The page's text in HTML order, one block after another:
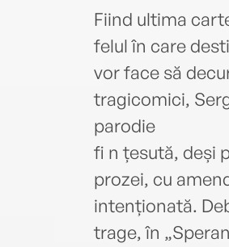
Fiind ultima
felul în care
vor face să
tragicomici,
parodie
fi n țesută, deși
prozei, cu
intenționată.
trage, în